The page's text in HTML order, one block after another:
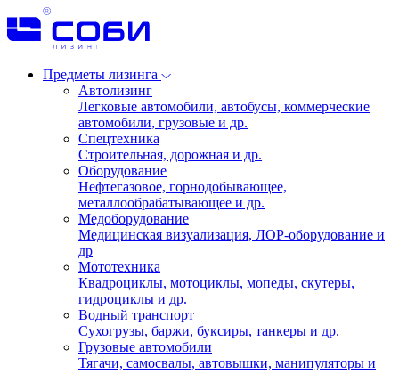
Предметы лизинга
Автолизинг
Легковые автомобили, автобусы, коммерческие
автомобили, грузовые и др.
Спецтехника
Строительная, дорожная и др.
Оборудование
Нефтегазовое, горнодобывающее,
металлообрабатывающее и др.
Медоборудование
Медицинская визуализация, ЛОР-оборудование и
др
Мототехника
Квадроциклы, мотоциклы, мопеды, скутеры,
гидроциклы и др.
Водный транспорт
Сухогрузы, баржи, буксиры, танкеры и др.
Грузовые автомобили
Тягачи, самосвалы, автовышки, манипуляторы и